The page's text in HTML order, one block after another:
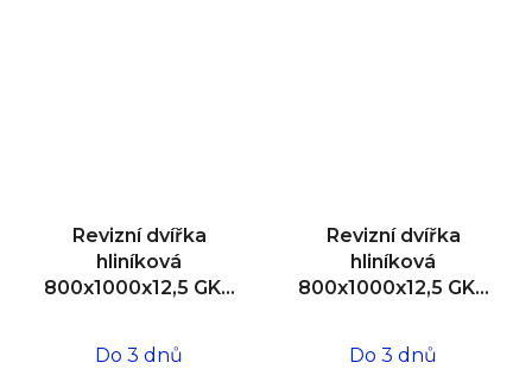
Revizní dvířka
hliníková
800x1000x12,5 GKB
Do 3 dnů
Revizní dvířka
hliníková
800x1000x12,5 GKB
Do 3 dnů